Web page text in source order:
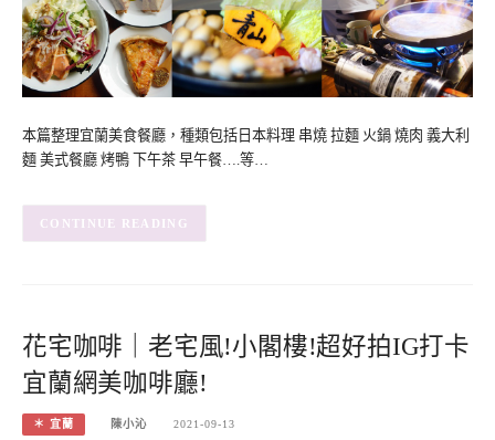
本篇整理宜蘭美食餐廳，種類包括日本料理 串燒 拉麵 火鍋 燒肉 義大利
麵 美式餐廳 烤鴨 下午茶 早午餐….等…
CONTINUE READING
花宅咖啡｜老宅風!小閣樓!超好拍IG打卡
宜蘭網美咖啡廳!
＊ 宜蘭 陳小沁 2021-09-13